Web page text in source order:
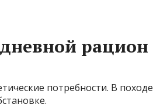
рацион
потребности. В походе